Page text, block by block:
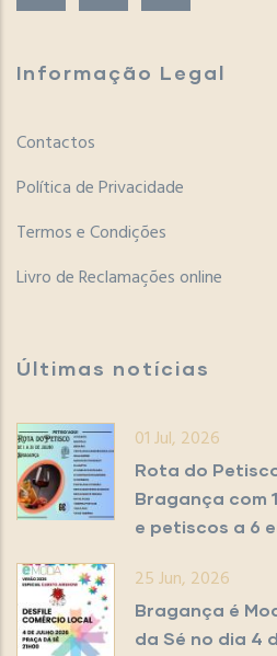
Informação Legal
Contactos
Política de Privacidade
Termos e Condições
Livro de Reclamações online
Últimas notícias
01 Jul, 2026
Rota do
Bragança com
e petiscos a 6
25 Jun, 2026
Bragança é
da Sé no dia 4